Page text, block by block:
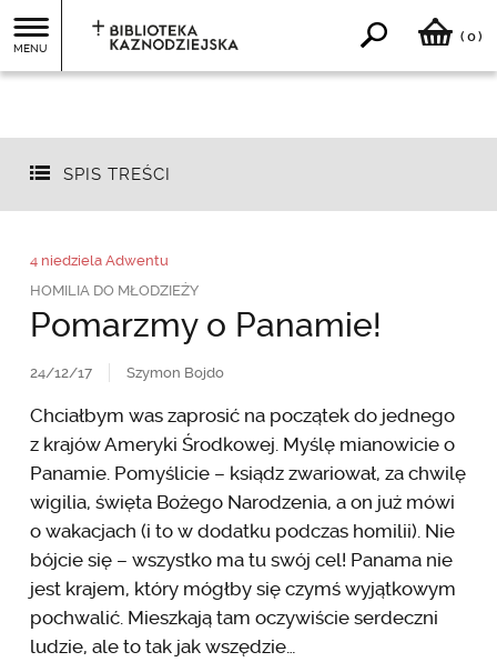
MENU
( 0)
SPIS TREŚCI
4 niedziela Adwentu
HOMILIA DO MŁODZIEŻY
Pomarzmy o Panamie!
24/12/17 Szymon Bojdo
Chciałbym was zaprosić na początek do jednego
z krajów Ameryki Środkowej. Myślę mianowicie o
Panamie. Pomyślicie – ksiądz zwariował, za chwilę
wigilia, święta Bożego Narodzenia, a on już mówi
o wakacjach (i to w dodatku podczas homilii). Nie
bójcie się – wszystko ma tu swój cel! Panama nie
jest krajem, który mógłby się czymś wyjątkowym
pochwalić. Mieszkają tam oczywiście serdeczni
ludzie, ale to tak jak wszędzie…